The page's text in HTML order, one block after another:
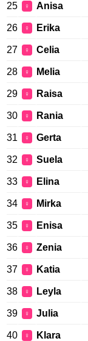
25 ♀ Anisa
26 ♀ Erika
27 ♀ Celia
28 ♀ Melia
29 ♀ Raisa
30 ♀ Rania
31 ♀ Gerta
32 ♀ Suela
33 ♀ Elina
34 ♀ Mirka
35 ♀ Enisa
36 ♀ Zenia
37 ♀ Katia
38 ♀ Leyla
39 ♀ Julia
40 ♀ Klara